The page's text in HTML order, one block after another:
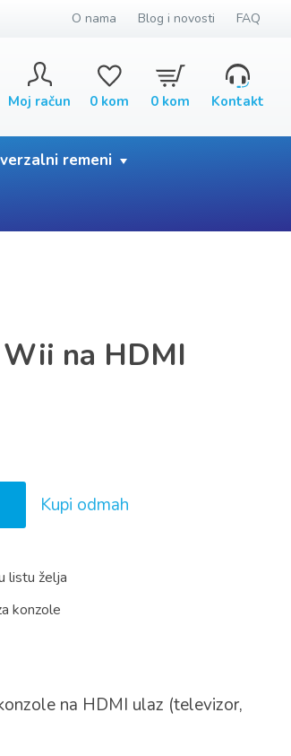
O nama Blog i novosti FAQ
Moj račun 0 kom 0 kom Kontakt
remeni
na HDMI
Kupi odmah
listu želja
konzole
na HDMI ulaz (televizor,